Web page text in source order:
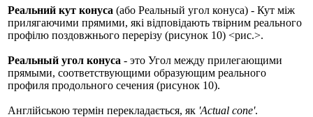
Реальний кут конуса (або Реальный угол конуса) - Кут між
прилягаючими прямими, які відповідають твірним реального
профілю поздовжнього перерізу (рисунок 10) <рис.>.
Реальный угол конуса - это Угол между прилегающими
прямыми, соответствующими образующим реального
профиля продольного сечения (рисунок 10).
Англійською термін перекладається, як 'Actual cone'.